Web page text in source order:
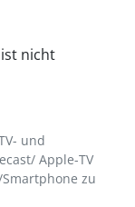
nicht
und
Apple-TV
zu